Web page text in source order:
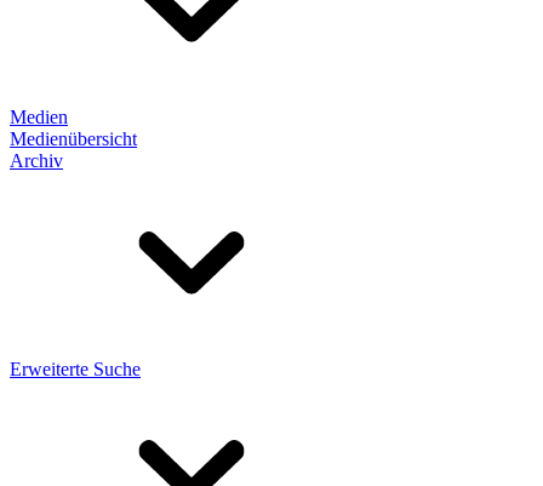
Medien
Medienübersicht
Archiv
Erweiterte Suche